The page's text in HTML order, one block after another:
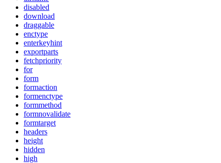
disabled
download
draggable
enctype
enterkeyhint
exportparts
fetchpriority
for
form
formaction
formenctype
formmethod
formnovalidate
formtarget
headers
height
hidden
high